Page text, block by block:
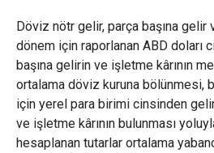
Döviz nötr gelir, parça başına gelir
dönem için raporlanan ABD doları
başına gelirin ve işletme kârının
ortalama döviz kuruna bölünmesi,
için yerel para birimi cinsinden
ve işletme kârının bulunması
hesaplanan tutarlar ortalama